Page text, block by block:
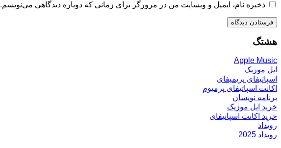
ذخیره نام، ایمیل و وبسایت من در مرورگر برای زمانی که دوباره دیدگاهی می‌نویسم.
هشتگ
Apple Music
اپل موزیک
اسپاتیفای پریمیفای
اکانت اسپاتیفای پرمیوم
برنامه نویسان
خرید اپل موزیک
خرید اکانت اسپاتیفای
رویداد
رویداد 2025